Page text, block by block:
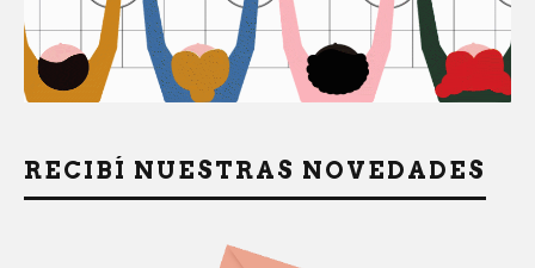
RECIBÍ NUESTRAS NOVEDADES